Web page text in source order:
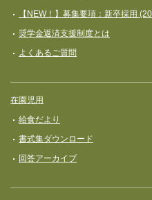
【NEW！】募集要項：新卒採用
奨学⾦返済⽀援制度とは
よくあるご質問
在園児用
給食だより
書式集ダウンロード
回答アーカイブ